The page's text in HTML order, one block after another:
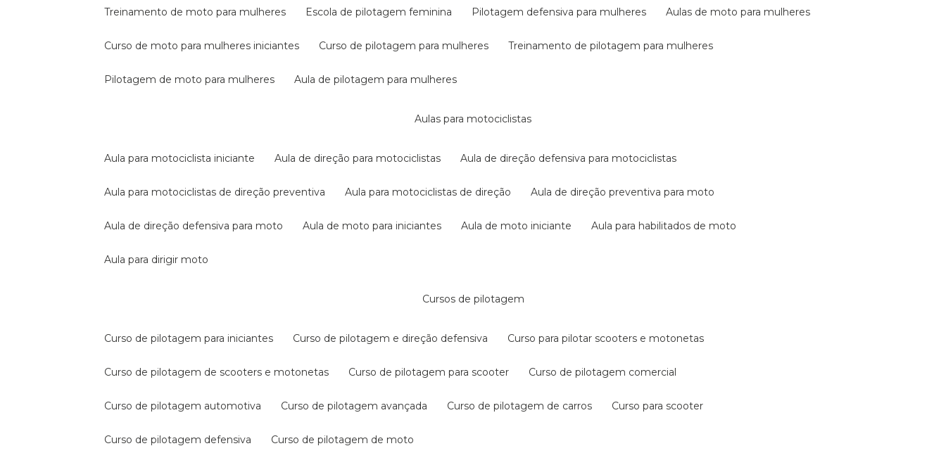
treinamento de moto para mulheres escola de pilotagem feminina pilotagem defensiva para mulheres aulas de moto para mulheres
curso de moto para mulheres iniciantes curso de pilotagem para mulheres treinamento de pilotagem para mulheres
pilotagem de moto para mulheres aula de pilotagem para mulheres
aulas para motociclistas
aula para motociclista iniciante aula de direção para motociclistas aula de direção defensiva para motociclistas
aula para motociclistas de direção preventiva aula para motociclistas de direção aula de direção preventiva para moto
aula de direção defensiva para moto aula de moto para iniciantes aula de moto iniciante aula para habilitados de moto
aula para dirigir moto
cursos de pilotagem
curso de pilotagem para iniciantes curso de pilotagem e direção defensiva curso para pilotar scooters e motonetas
curso de pilotagem de scooters e motonetas curso de pilotagem para scooter curso de pilotagem comercial
curso de pilotagem automotiva curso de pilotagem avançada curso de pilotagem de carros curso para scooter
curso de pilotagem defensiva curso de pilotagem de moto